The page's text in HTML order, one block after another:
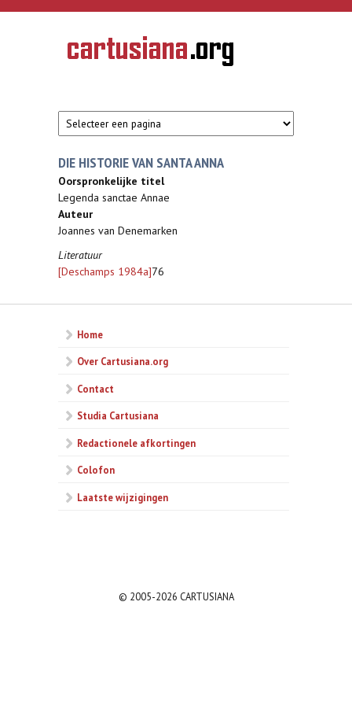
Overslaan en naar de inhoud gaan
CARTUSIANA
Geschiedenis
van de
DIE HISTORIE VAN SANTA ANNA
Oorspronkelijke titel
Legenda sanctae Annae
Auteur
Joannes van Denemarken
Literatuur
[Deschamps 1984a]76
Home
Over Cartusiana.org
Contact
Studia Cartusiana
Redactionele afkortingen
Colofon
Laatste wijzigingen
© 2005-2026 CARTUSIANA